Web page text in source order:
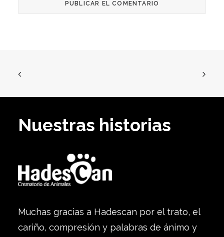
Nuestras historias
Muchas gracias a Hadescan por el trato, el
cariño, compresión y palabras de ánimo y